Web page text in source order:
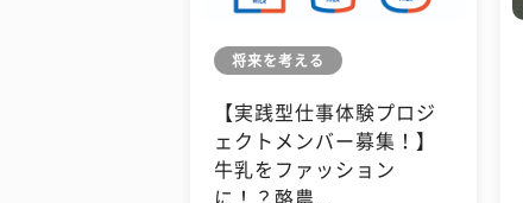
将来を考える
【実践型仕事体験プロジ
ェクトメンバー募集！】
牛乳をファッション
に！？酪農...